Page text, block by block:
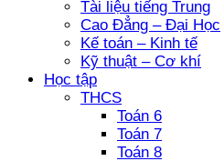
Tài liệu tiếng Trung
Cao Đẳng – Đại Học
Kế toán – Kinh tế
Kỹ thuật – Cơ khí
Học tập
THCS
Toán 6
Toán 7
Toán 8